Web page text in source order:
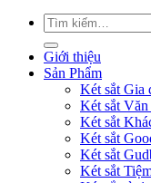
Giới thiệu
Sản Phẩm
Két sắt Gia
Két sắt
Két sắt
Két sắt
Két sắt
Két sắt